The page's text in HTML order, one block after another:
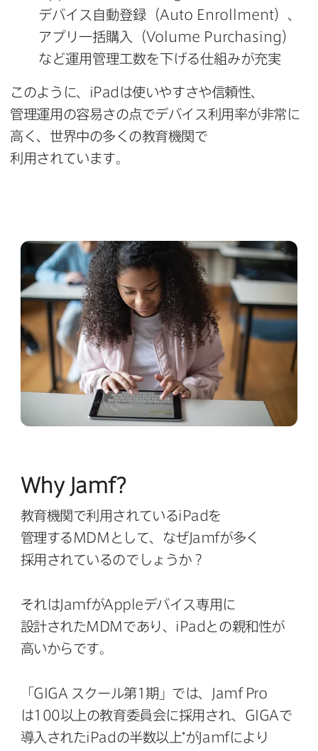
デバイス自動登録​（Auto Enrollment）、​
アプリ一括購入​（Volume Purchasing ）
など​運用管理工数を​下げる​仕組みが​充実
このように、 iPad は​使いやすさや​信頼性、​
管理運用の​容易さの​点で​デバイス利用率が​非常に​
高く、​世界中の​多くの​教育機関で​
利用されています。
Why Jamf?
教育機関で​利用されているiPadを​
管理する MDM と​して、​なぜJamfが​多く​
採用されているのでしょうか？
それは JamfがAppleデバイス専用に​
設計されたMDMであり、 iPad との​親和性が​
高いからです。
「 GIGA スクール第1 期」では、
Jamf Pro
は100以上の​教育委員会に​採用され、 GIGAで​
導入されたiPad の​半数以上​*がJamfにより​